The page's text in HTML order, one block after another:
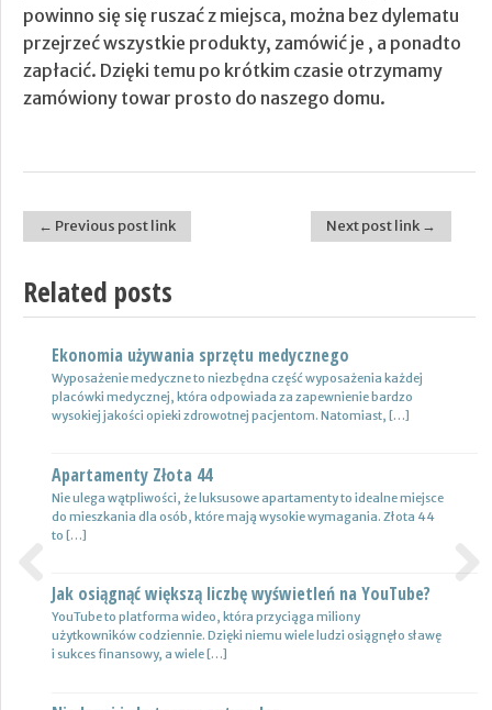
powinno się się ruszać z miejsca, można bez dylematu
przejrzeć wszystkie produkty, zamówić je , a ponadto
zapłacić. Dzięki temu po krótkim czasie otrzymamy
zamówiony towar prosto do naszego domu.
Post navigation
← Previous post link Next post link →
Related posts
Ekonomia używania sprzętu medycznego
Wyposażenie medyczne to niezbędna część wyposażenia każdej
placówki medycznej, która odpowiada za zapewnienie bardzo
wysokiej jakości opieki zdrowotnej pacjentom. Natomiast, […]
Apartamenty Złota 44
Nie ulega wątpliwości, że luksusowe apartamenty to idealne miejsce
do mieszkania dla osób, które mają wysokie wymagania. Złota 44
to […]
Jak osiągnąć większą liczbę wyświetleń na YouTube?
YouTube to platforma wideo, która przyciąga miliony
użytkowników codziennie. Dzięki niemu wiele ludzi osiągnęło sławę
i sukces finansowy, a wiele […]
Nowoczesne lampy
Nie ulega wątpliwości, że do pojazdów powinno być dobrane
oświetlenie wysokiej jakości, które zapewni wysoki poziom
bezpieczeństwa oraz podniesie komfort […]
Wynajem samochodów i naczep – usługi
Z całą pewnością firmy transportowe spedycyjne czy także
logistyczne potrzebują przede wszystkim nowoczesnej floty aut,
które są gotowe do pracy. […]
Certyfikat uprawnień w branży budowlanej
Uprawnienia w biznesie budowlanej dotyczą różnych specjalności.
Jest to specjalność architektoniczna, niemniej jednak również
konstrukcyjno-budowlana, inżynieryjna oraz instalacyjna. Warto
Previous